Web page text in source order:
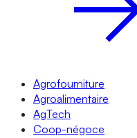
Agrofourniture
Agroalimentaire
AgTech
Coop-négoce